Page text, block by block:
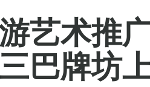
艺术推
巴牌坊